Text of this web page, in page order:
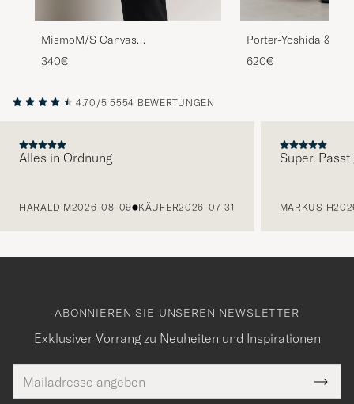
MismoM/S Canvas
ShopperEclipse Black/Black
340€
Porter-Yoshida &
Tote BagBlack
620€
4.70/5 5554 BEWERTUNGEN
Alles in Ordnung
HARALD M2026-08-09 KÄUFER2026-07-31
Super. Passt
MARKUS H
ABONNIEREN SIE UNSEREN NEWSLETTER
Exklusiver Vorrang zu Neuheiten und Inspirationen
Mail
Adresse
Tack